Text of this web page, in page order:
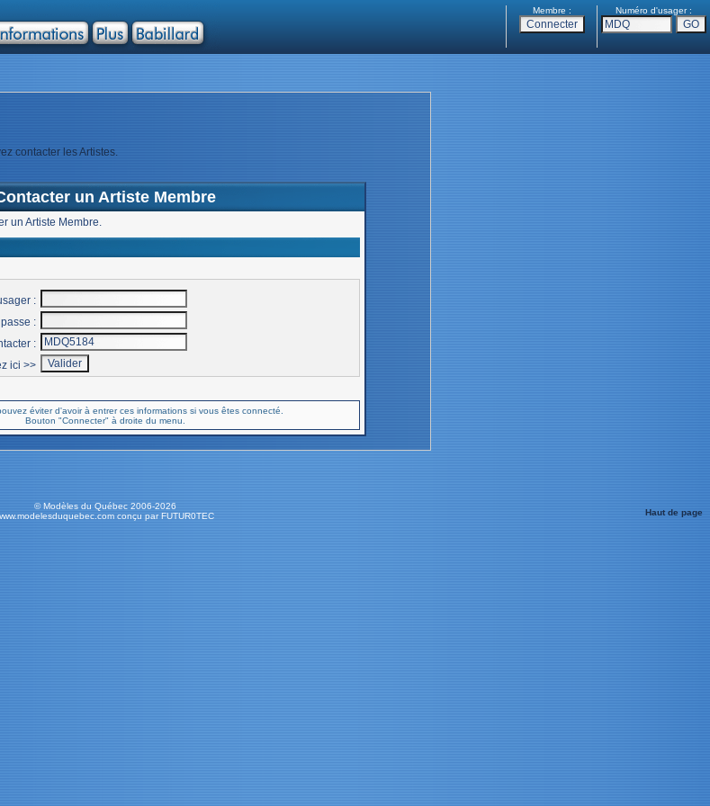
Membre : Numéro d'usager :
contacter les Artistes.
un Artiste Membre
un Artiste Membre.
:
:
:
ici >>
éviter d'avoir à entrer ces informations si vous êtes connecté.
Bouton "Connecter" à droite du menu.
© Modèles du Québec 2006-2026
conçu par FUTUR0TEC
Haut de page